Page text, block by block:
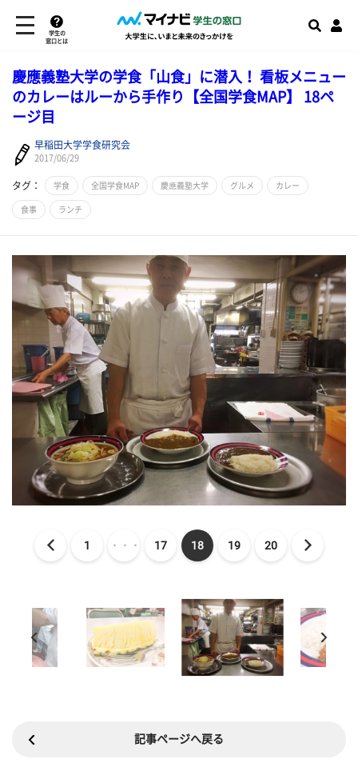
学生の
窓口とは
慶應義塾大学の学食「山食」に潜入！ 看板メニュー
のカレーはルーから手作り【全国学食MAP】 18ペ
ージ目
早稲田大学学食研究会
2017/06/29
タグ： 学食 全国学食MAP 慶應義塾大学 グルメ カレー
食事 ランチ
1 ・・・ 17 18 19 20
記事ページへ戻る